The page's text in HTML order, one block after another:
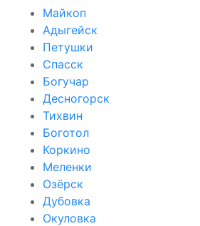
Майкоп
Адыгейск
Петушки
Спасск
Богучар
Десногорск
Тихвин
Боготол
Коркино
Меленки
Озёрск
Дубовка
Окуловка